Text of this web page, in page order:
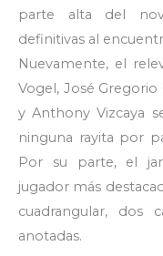
parte alta del
definitivas al
Nuevamente, el
Vogel, José Gregorio
y Anthony Vizcaya
ninguna rayita por
Por su parte, el
jugador más
cuadrangular, dos
anotadas.